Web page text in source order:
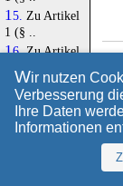
15. Zu Artikel
1 (§ ..
16.Zu Artikel
17.Zu Artikel
1 (§ ..
18.Zu Artikel
1 (§ ..
Wir nutzen
Verbesserung
Ihre Daten
Informationen